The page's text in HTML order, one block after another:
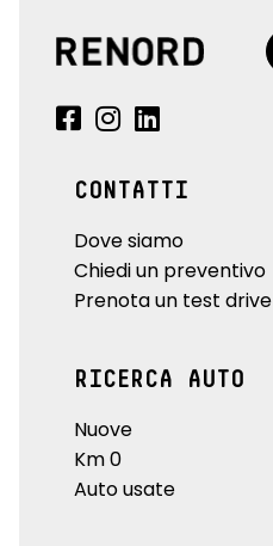
CONTATTI
Dove siamo
Chiedi un preventivo
Prenota un test drive
RICERCA AUTO
Nuove
Km 0
Auto usate